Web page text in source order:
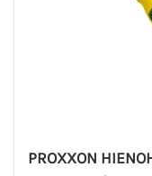
PROXXON